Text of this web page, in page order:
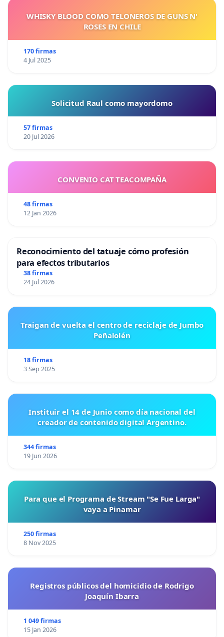
WHISKY BLOOD COMO TELONEROS DE GUNS N'
ROSES EN CHILE
170 firmas
4 Jul 2025
Solicitud Raul como mayordomo
57 firmas
20 Jul 2026
CONVENIO CAT TEACOMPAÑA
48 firmas
12 Jan 2026
Reconocimiento del tatuaje cómo profesión
para efectos tributarios
38 firmas
24 Jul 2026
Traigan de vuelta el centro de reciclaje de Jumbo
Peñalolén
18 firmas
3 Sep 2025
Instituir el 14 de Junio como día nacional del
creador de contenido digital Argentino.
344 firmas
19 Jun 2026
Para que el Programa de Stream "Se Fue Larga"
vaya a Pinamar
250 firmas
8 Nov 2025
Registros públicos del homicidio de Rodrigo
Joaquín Ibarra
1 049 firmas
15 Jan 2026